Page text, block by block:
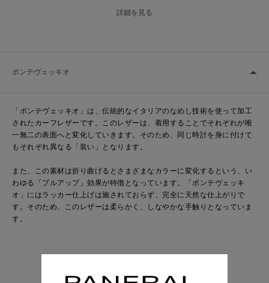
り、それぞれが唯一無二の存在であり、宝物として強く望まれるアイテ
目的としており、また同時に、レザーに最終的な見た目の美しさも与え
の内部が「半ヘリ返し」のパディングになっています。
「アッソルタメンテ」や「ポンテヴェッキオ」などの天然のレザースト
ラップでは、モデルによっては「ヴィンテージパディング」と呼ばれ
す。
ストラップは、単一層のレザーで形成されており、それ自体が手縫いで
折り込まれるように縫われています。
詳細を見る
ポンテヴェッキオ
「ポンテヴェッキオ」は、伝統的なイタリアのなめし技術を使って加工
されたカーフレザーです。このレザーは、着用することでそれぞれが唯
一無二の表面へと変化していきます。そのため、同じ時計を身に付けて
もそれぞれ異なる「装い」となります。
また、この素材は折り曲げるとさまざまなカラーに変化するという、い
わゆる「プルアップ」効果が特徴となっています。「ポンテヴェッキ
オ」にはラッカー仕上げは施されておらず、完全に天然な仕上がりで
す。そのため、このレザーは柔らかく、しなやかな手触りとなっていま
す。